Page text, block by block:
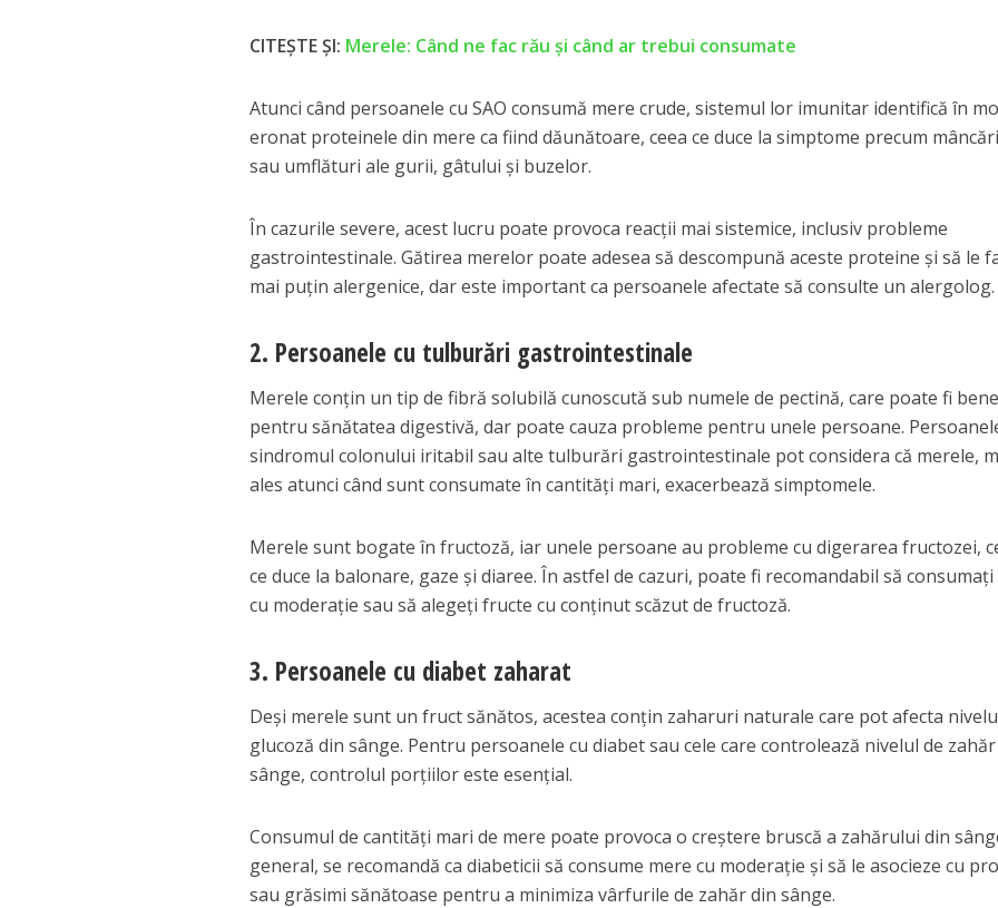
CITEȘTE ȘI: Merele: Când ne fac rău și când ar trebui consumate
Atunci când persoanele cu SAO consumă mere crude, sistemul lor imunitar identifică în
eronat proteinele din mere ca fiind dăunătoare, ceea ce duce la simptome precum
sau umflături ale gurii, gâtului și buzelor.
În cazurile severe, acest lucru poate provoca reacții mai sistemice, inclusiv probleme
gastrointestinale. Gătirea merelor poate adesea să descompună aceste proteine și să le
mai puțin alergenice, dar este important ca persoanele afectate să consulte un alergolog.
2. Persoanele cu tulburări gastrointestinale
Merele conțin un tip de fibră solubilă cunoscută sub numele de pectină, care poate fi
pentru sănătatea digestivă, dar poate cauza probleme pentru unele persoane.
sindromul colonului iritabil sau alte tulburări gastrointestinale pot considera că merele,
ales atunci când sunt consumate în cantități mari, exacerbează simptomele.
Merele sunt bogate în fructoză, iar unele persoane au probleme cu digerarea fructozei,
ce duce la balonare, gaze și diaree. În astfel de cazuri, poate fi recomandabil să
cu moderație sau să alegeți fructe cu conținut scăzut de fructoză.
3. Persoanele cu diabet zaharat
Deși merele sunt un fruct sănătos, acestea conțin zaharuri naturale care pot afecta
glucoză din sânge. Pentru persoanele cu diabet sau cele care controlează nivelul de
sânge, controlul porțiilor este esențial.
Consumul de cantități mari de mere poate provoca o creștere bruscă a zahărului din
general, se recomandă ca diabeticii să consume mere cu moderație și să le asocieze cu
sau grăsimi sănătoase pentru a minimiza vârfurile de zahăr din sânge.